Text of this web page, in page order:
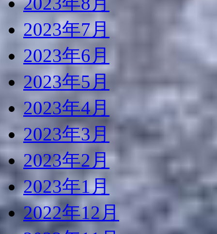
2023年7月
2023年6月
2023年5月
2023年4月
2023年3月
2023年2月
2023年1月
2022年12月